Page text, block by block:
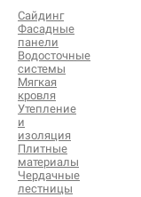
Сайдинг
Фасадные
панели
Водосточные
системы
Мягкая
кровля
Утепление
и
изоляция
Плитные
материалы
Чердачные
лестницы